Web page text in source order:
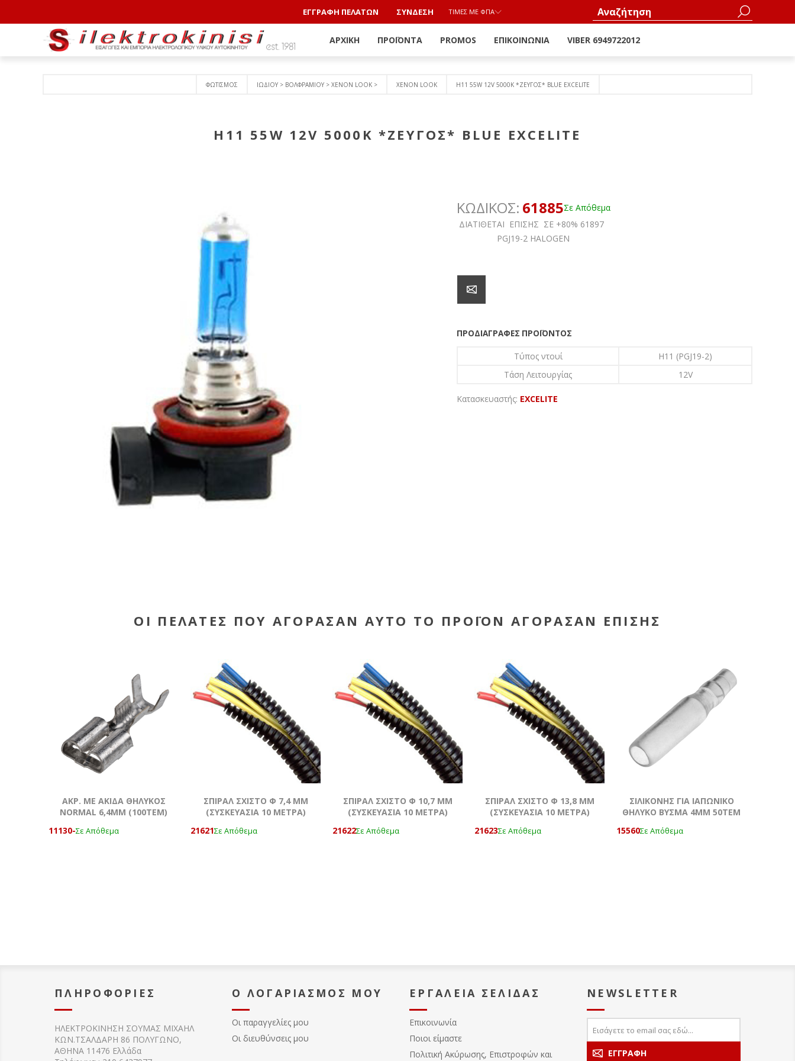
ΕΓΓΡΑΦΗ ΠΕΛΑΤΩΝ ΣΎΝΔΕΣΗ ΤΙΜΈΣ ΜΕ ΦΠΑ
ΑΡΧΙΚΉ ΠΡΟΪΌΝΤΑ PROMOS ΕΠΙΚΟΙΝΩΝΊΑ VIBER 6949722012
ΦΩΤΙΣΜΟΣ ΙΩΔΙΟΥ > ΒΟΛΦΡΑΜΙΟY > ΧΕΝΟΝ LOOK > XENON LOOK H11 55W 12V 5000Κ *ZEYΓOΣ* BLUE EXCELITE
H11 55W 12V 5000Κ *ZEYΓOΣ* BLUE EXCELITE
ΚΩΔΙΚΟΣ: 61885Σε Απόθεμα
ΔΙΑΤΙΘΕΤΑΙ ΕΠΙΣΗΣ ΣΕ +80% 61897
PGJ19-2 HALOGEN
ΠΡΟΔΙΑΓΡΑΦΈΣ ΠΡΟΪΌΝΤΟΣ
Τύπος ντουί
H11 (PGJ19-2)
Τάση Λειτουργίας
12V
Κατασκευαστής: EXCELITE
ΟΙ ΠΕΛΆΤΕΣ ΠΟΥ ΑΓΌΡΑΣΑΝ ΑΥΤΌ ΤΟ ΠΡΟΪΌΝ ΑΓΌΡΑΣΑΝ ΕΠΊΣΗΣ
ΑΚΡ. ΜΕ ΑΚΙΔΑ ΘΗΛΥΚΟΣ
NORMAL 6,4MM (100ΤΕΜ)
11130-Σε Απόθεμα
ΣΠΙΡΑΛ ΣΧΙΣΤΟ Φ 7,4 MM
(ΣΥΣΚΕΥΑΣΙΑ 10 ΜΕΤΡΑ)
21621Σε Απόθεμα
ΣΠΙΡΑΛ ΣΧΙΣΤΟ Φ 10,7 MM
(ΣΥΣΚΕΥΑΣΙΑ 10 ΜΕΤΡΑ)
21622Σε Απόθεμα
ΣΠΙΡΑΛ ΣΧΙΣΤΟ Φ 13,8 MM
(ΣΥΣΚΕΥΑΣΙΑ 10 ΜΕΤΡΑ)
21623Σε Απόθεμα
ΣΙΛΙΚΟΝΗΣ ΓΙΑ ΙΑΠΩΝΙΚΟ
ΘΗΛΥΚΟ ΒΥΣΜΑ 4ΜΜ 50ΤΕΜ
15560Σε Απόθεμα
ΠΛΗΡΟΦΟΡΊΕΣ
ΗΛΕΚΤΡΟΚΙΝΗΣΗ ΣΟΥΜΑΣ MIXAHΛ
ΚΩΝ.ΤΣΑΛΔΑΡΗ 86 ΠΟΛΥΓΩΝΟ,
ΑΘΗΝΑ 11476 Ελλάδα
Ο ΛΟΓΑΡΙΑΣΜΌΣ ΜΟΥ
Οι παραγγελίες μου
Οι διευθύνσεις μου
ΕΡΓΑΛΕΊΑ ΣΕΛΊΔΑΣ
Επικοινωνία
Ποιοι είμαστε
Πολιτική Ακύρωσης, Eπιστροφών και
NEWSLETTER